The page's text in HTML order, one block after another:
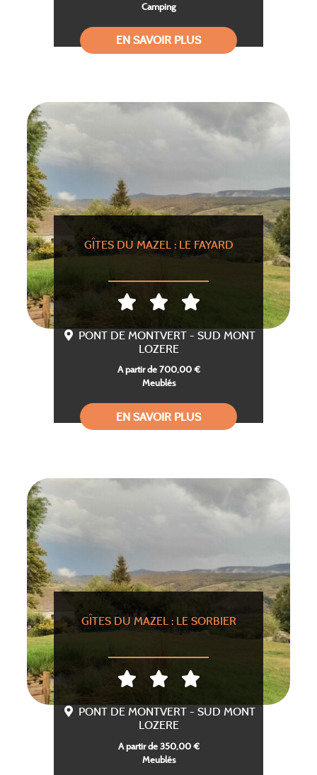
Camping
EN SAVOIR PLUS
GÎTES DU MAZEL : LE FAYARD
PONT DE MONTVERT - SUD MONT
LOZERE
A partir de 700,00 €
Meublés
EN SAVOIR PLUS
GÎTES DU MAZEL : LE SORBIER
PONT DE MONTVERT - SUD MONT
LOZERE
A partir de 350,00 €
Meublés